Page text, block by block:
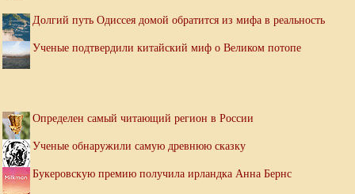
Долгий путь Одиссея домой обратится из мифа в реальность
Ученые подтвердили китайский миф о Великом потопе
Определен самый читающий регион в России
Ученые обнаружили самую древнюю сказку
Букеровскую премию получила ирландка Анна Бернс